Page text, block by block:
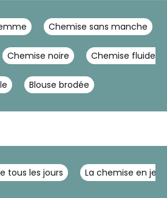
Chemise sans manche
Chemise noire Chemise fluide
Blouse brodée
tous les jours La chemise en